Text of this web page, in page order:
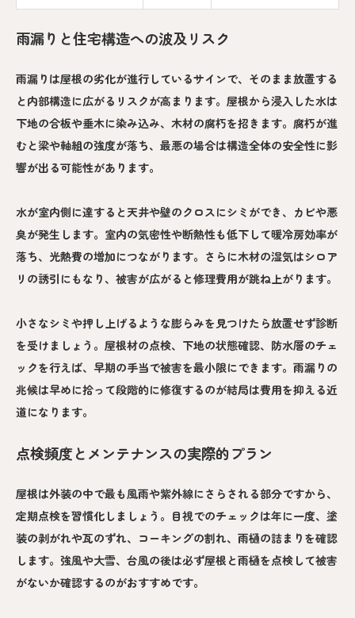
雨漏りと住宅構造への波及リスク
雨漏りは屋根の劣化が進行しているサインで、そのまま放置する
と内部構造に広がるリスクが高まります。屋根から浸入した水は
下地の合板や垂木に染み込み、木材の腐朽を招きます。腐朽が進
むと梁や軸組の強度が落ち、最悪の場合は構造全体の安全性に影
響が出る可能性があります。
水が室内側に達すると天井や壁のクロスにシミができ、カビや悪
臭が発生します。室内の気密性や断熱性も低下して暖冷房効率が
落ち、光熱費の増加につながります。さらに木材の湿気はシロア
リの誘引にもなり、被害が広がると修理費用が跳ね上がります。
小さなシミや押し上げるような膨らみを見つけたら放置せず診断
を受けましょう。屋根材の点検、下地の状態確認、防水層のチェ
ックを行えば、早期の手当で被害を最小限にできます。雨漏りの
兆候は早めに拾って段階的に修復するのが結局は費用を抑える近
道になります。
点検頻度とメンテナンスの実際的プラン
屋根は外装の中で最も風雨や紫外線にさらされる部分ですから、
定期点検を習慣化しましょう。目視でのチェックは年に一度、塗
装の剥がれや瓦のずれ、コーキングの割れ、雨樋の詰まりを確認
します。強風や大雪、台風の後は必ず屋根と雨樋を点検して被害
がないか確認するのがおすすめです。